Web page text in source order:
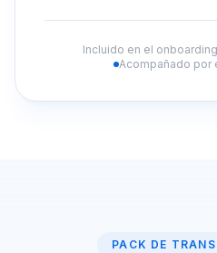
Incluido en el onboarding
Acompañado por
PACK DE